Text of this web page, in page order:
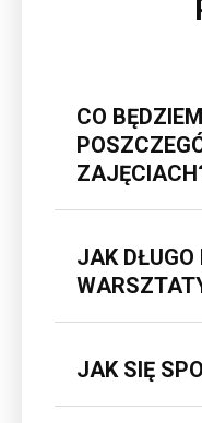
CO
JAK DŁUGO
JAK SIĘ